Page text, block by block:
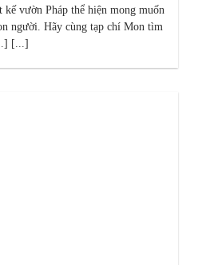
vườn Pháp thể hiện mong muốn
người. Hãy cùng tạp chí Mon tìm
[...]